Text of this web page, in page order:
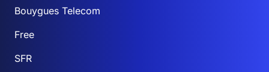
Bouygues Telecom
Free
SFR